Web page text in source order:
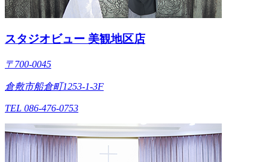
スタジオビュー 美観地区店
〒700-0045
倉敷市船倉町1253-1-3F
TEL 086-476-0753